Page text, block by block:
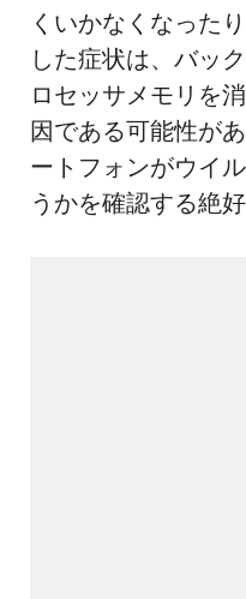
くいかなくなった
した症状は、バッ
ロセッサメモリを
因である可能性が
ートフォンがウイ
うかを確認する絶